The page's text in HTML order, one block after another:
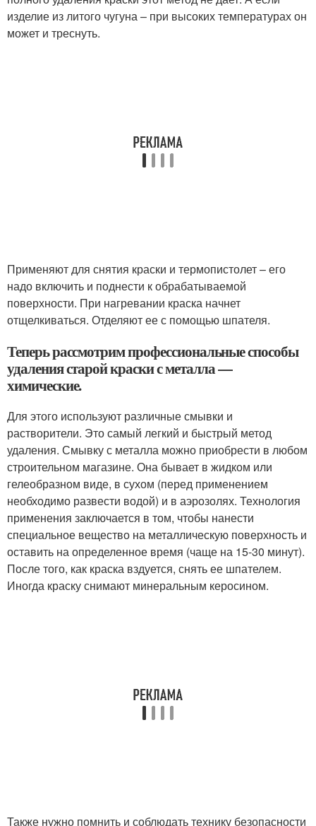
изделие из литого чугуна – при высоких температурах он
может и треснуть.
Применяют для снятия краски и термопистолет – его
надо включить и поднести к обрабатываемой
поверхности. При нагревании краска начнет
отщелкиваться. Отделяют ее с помощью шпателя.
Теперь рассмотрим профессиональные способы
удаления старой краски с металла —
химические.
Для этого используют различные смывки и
растворители. Это самый легкий и быстрый метод
удаления. Смывку с металла можно приобрести в любом
строительном магазине. Она бывает в жидком или
гелеобразном виде, в сухом (перед применением
необходимо развести водой) и в аэрозолях. Технология
применения заключается в том, чтобы нанести
специальное вещество на металлическую поверхность и
оставить на определенное время (чаще на 15-30 минут).
После того, как краска вздуется, снять ее шпателем.
Иногда краску снимают минеральным керосином.
Также нужно помнить и соблюдать технику безопасности